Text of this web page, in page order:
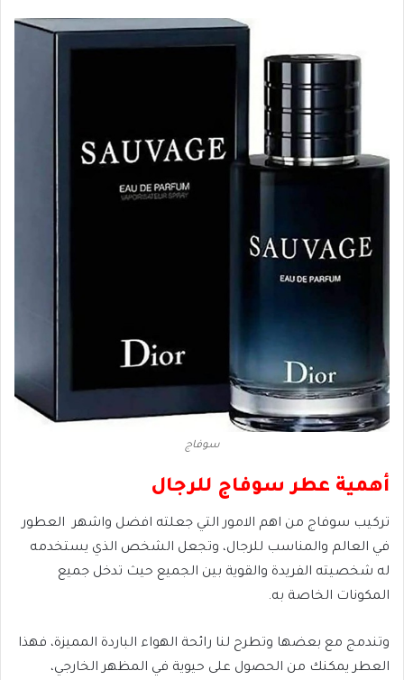
سوفاج
أهمية عطر سوفاج للرجال
تركيب سوفاج من اهم الامور التي جعلته افضل واشهر العطور
في العالم والمناسب للرجال، وتجعل الشخص الذي يستخدمه
له شخصيته الفريدة والقوية بين الجميع حيث تدخل جميع
المكونات الخاصة به.
وتندمج مع بعضها وتطرح لنا رائحة الهواء الباردة المميزة، فهذا
العطر يمكنك من الحصول على حيوية في المظهر الخارجي،